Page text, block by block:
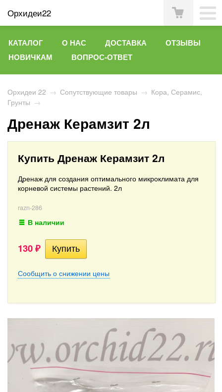
Орхидеи22
КАТАЛОГ О НАС ДОСТАВКА
ОТЗЫВЫ
НОВИЧКАМ
ВОПРОС-ОТВЕТ
Орхидеи 22 → Сопутствующие товары → Кора, Серамис,
Грунты →
Дренаж Керамзит 2л
Купить Дренаж Керамзит 2л
Дренаж для создания оптимального микроклимата для
корневой системы растений. 2л
razn-286
В наличии
130 ₽
Сообщить о снижении цены